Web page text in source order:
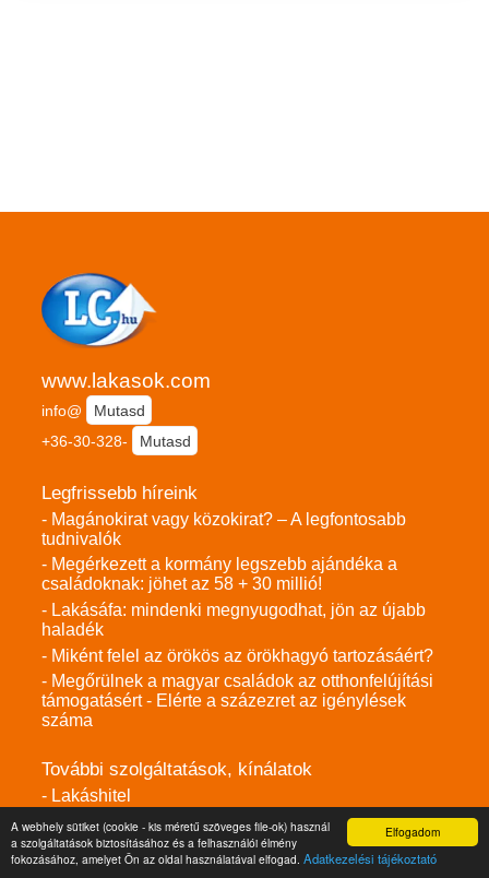
Elfogadom
A webhely sütiket (cookie - kis méretű szöveges file-ok) használ
a szolgáltatások biztosításához és a felhasználói élmény
fokozásához, amelyet Ön az oldal használatával elfogad. Adatkezelési tájékoztató
www.lakasok.com
info@
Mutasd
+36-30-328-
Mutasd
Legfrissebb híreink
- Magánokirat vagy közokirat? – A legfontosabb
tudnivalók
- Megérkezett a kormány legszebb ajándéka a
családoknak: jöhet az 58 + 30 millió!
- Lakásáfa: mindenki megnyugodhat, jön az újabb
haladék
- Miként felel az örökös az örökhagyó tartozásáért?
- Megőrülnek a magyar családok az otthonfelújítási
támogatásért - Elérte a százezret az igénylések
száma
További szolgáltatások, kínálatok
- Lakáshitel
- Ingatlan értékbecslő kalkulátor
- Eladó ingatlanok